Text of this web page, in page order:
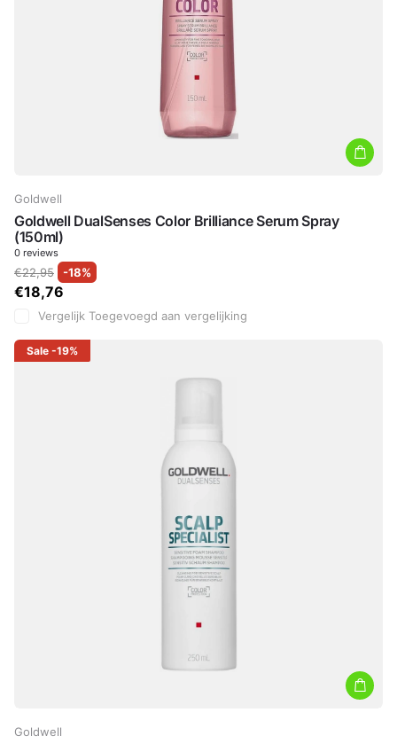
Goldwell
Goldwell DualSenses Color Brilliance Serum Spray
(150ml)
0 reviews
€22,95 -18%
€18,76
Vergelijk Toegevoegd aan vergelijking
Sale -19%
Goldwell